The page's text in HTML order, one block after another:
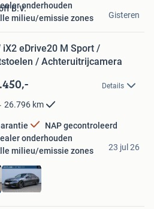
onderhouden
milieu/emissie zones
B.V.
Gisteren
iX2 eDrive20 M Sport /
/ Achteruitrijcamera
Details
26.796 km
NAP gecontroleerd
onderhouden
milieu/emissie zones
23 jul 26